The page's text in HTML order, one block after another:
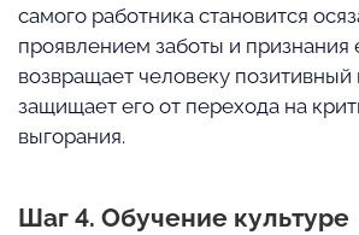
самого работника становится
проявлением заботы и признания
возвращает человеку позитивный
защищает его от перехода на
выгорания.
Шаг 4. Обучение культуре